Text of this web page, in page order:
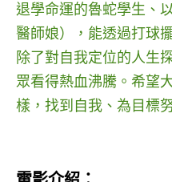
退學命運的魯蛇學生、
醫師娘），能透過打球
除了對自我定位的人生
眾看得熱血沸騰。希望
樣，找到自我、為目標